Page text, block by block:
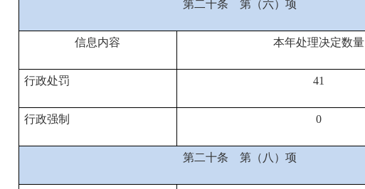
第二十条 第（六）项
信息内容 本年处理决定数量
行政处罚 41
行政强制 0
第二十条 第（八）项